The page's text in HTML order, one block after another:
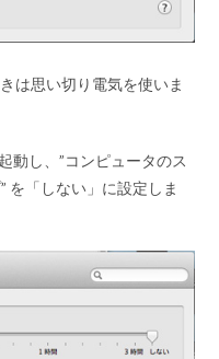
は思い切り電気を使いま
動し、”コンピュータのス
を「しない」に設定しま